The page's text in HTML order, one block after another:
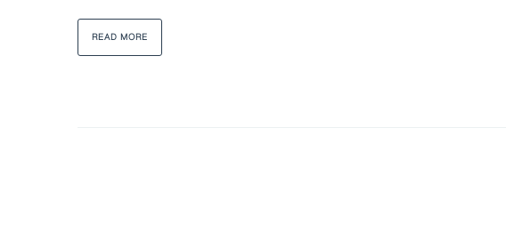
READ MORE